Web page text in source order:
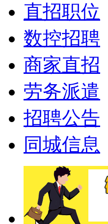
直招职位
数控招聘
商家直招
劳务派遣
招聘公告
同城信息